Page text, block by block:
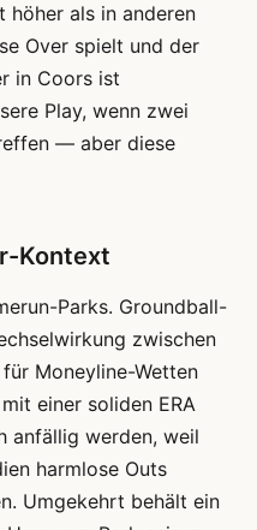
höher als in anderen
Over spielt und der
in Coors ist
Play, wenn zwei
— aber diese
Kontext
Parks. Groundball-
zwischen
Moneyline-Wetten
einer soliden ERA
anfällig werden, weil
harmlose Outs
Umgekehrt behält ein